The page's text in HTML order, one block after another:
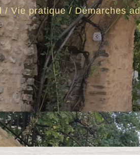
/Vie pratique/Démarches